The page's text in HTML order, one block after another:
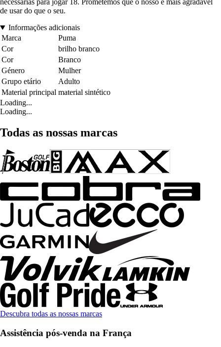
necessárias para jogar 18. Prometemos que o nosso é mais agradável
de usar do que o seu.
Informações adicionais
Marca
Puma
Cor
brilho branco
Cor
Branco
Género
Mulher
Grupo etário
Adulto
Material principal material sintético
Loading...
Loading...
Todas as nossas marcas
Descubra todas as nossas marcas
Assistência pós-venda na França